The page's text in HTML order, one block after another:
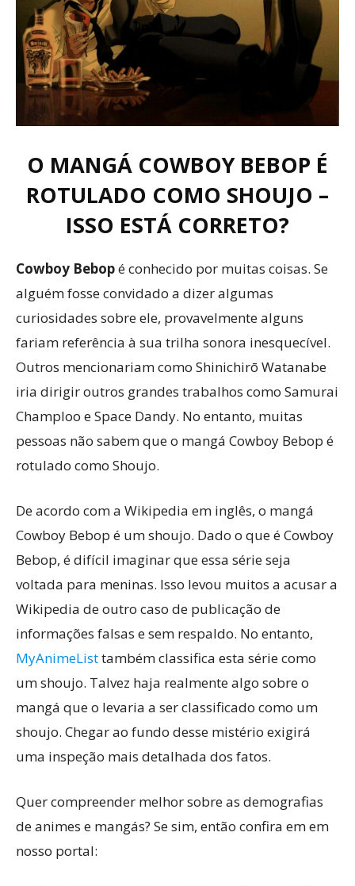
O MANGÁ COWBOY BEBOP É
ROTULADO COMO SHOUJO –
ISSO ESTÁ CORRETO?
Cowboy Bebopé conhecido por muitas coisas. Se
alguém fosse convidado a dizer algumas
curiosidades sobre ele, provavelmente alguns
fariam referência à sua trilha sonora inesquecível.
Outros mencionariam como Shinichirō Watanabe
iria dirigir outros grandes trabalhos como Samurai
Champloo e Space Dandy. No entanto, muitas
pessoas não sabem que o mangá Cowboy Bebop é
rotulado como Shoujo.
De acordo com a Wikipedia em inglês, o mangá
Cowboy Bebop é um shoujo. Dado o que é Cowboy
Bebop, é difícil imaginar que essa série seja
voltada para meninas. Isso levou muitos a acusar a
Wikipedia de outro caso de publicação de
informações falsas e sem respaldo. No entanto,
MyAnimeListtambém classifica esta série como
um shoujo. Talvez haja realmente algo sobre o
mangá que o levaria a ser classificado como um
shoujo. Chegar ao fundo desse mistério exigirá
uma inspeção mais detalhada dos fatos.
Quer compreender melhor sobre as demografias
de animes e mangás? Se sim, então confira em em
nosso portal: